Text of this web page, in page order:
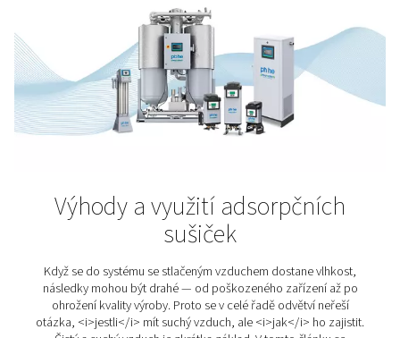
Potraviny a nápoje jsou skutečně životně důležité –
výroba vyžaduje maximální důraz na kvalitu a
Stejně jako lidské tělo potřebuje výživu, potřebuje
potravinářská výroba spolehlivý a čistý stlačený
ním je možné zajistit, že vše, co jíme a pijeme, bude
chutné, ale především zdravotně nezávadné. V
průmyslu platí přísné normy pro kvalitu stlačeného